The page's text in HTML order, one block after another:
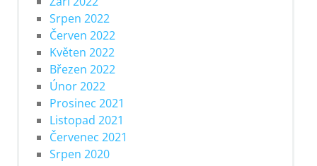
Srpen 2022
Červen 2022
Květen 2022
Březen 2022
Únor 2022
Prosinec 2021
Listopad 2021
Červenec 2021
Srpen 2020